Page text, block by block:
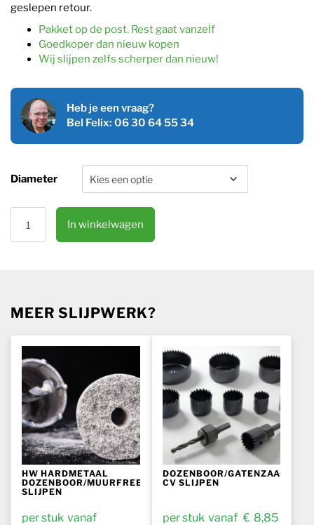
geslepen retour.
Pakket op de post. Rest gaat vanzelf
Goedkoper dan nieuw kopen
Wij slijpen zelfs scherper dan nieuw!
Heb je een vraag?
Bel Felix: 06 30 64 55 34
Diameter
HSS Zagen slijpen (metaal) aantal
In winkelwagen
MEER SLIJPWERK?
HW HARDMETAAL
DOZENBOOR/MUURFREES
SLIJPEN
Dit product heeft meerdere variaties. Deze optie kan
DOZENBOOR/GATENZAAG
CV SLIJPEN
€
Dit product heeft meerdere